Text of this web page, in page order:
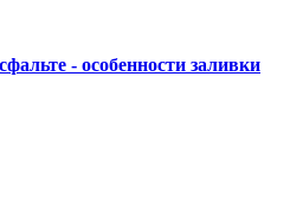
- особенности заливки